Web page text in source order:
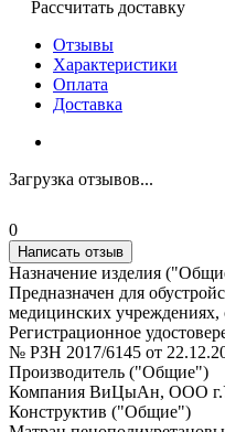
Рассчитать доставку
Отзывы
Характеристики
Оплата
Доставка
Загрузка отзывов...
0
Написать отзыв
Назначение изделия
Предназначен для
медицинских учреждениях,
Регистрационное
№ РЗН 2017/6145 от
Производитель ("Общие")
Компания ВиЦыАн, ООО
Конструктив ("Общие")